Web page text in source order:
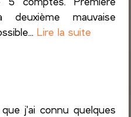
deuxième mauvaise
Lire la suite
j'ai connu quelques